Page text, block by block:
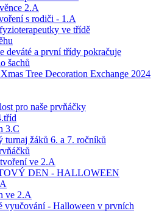
2.A
s rodiči - 1.A
ve třídě
deváté a první třídy pokračuje
šachů
Tree Decoration Exchange 2024
pro naše prvňáčky
3.C
turnaj žáků 6. a 7. ročníků
ve 2.A
DEN - HALLOWEEN
ve 2.A
vyučování - Halloween v prvních